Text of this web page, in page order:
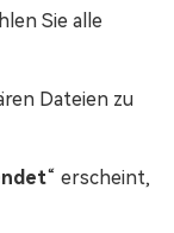
Sie alle
Dateien zu
“ erscheint,